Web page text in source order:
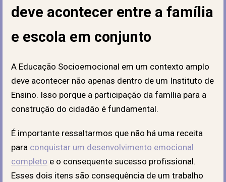
deve acontecer entre a família
e escola em conjunto
A Educação Socioemocional em um contexto amplo
deve acontecer não apenas dentro de um Instituto de
Ensino. Isso porque a participação da família para a
construção do cidadão é fundamental.
É importante ressaltarmos que não há uma receita
para conquistar um desenvolvimento emocional
completo e o consequente sucesso profissional.
Esses dois itens são consequência de um trabalho